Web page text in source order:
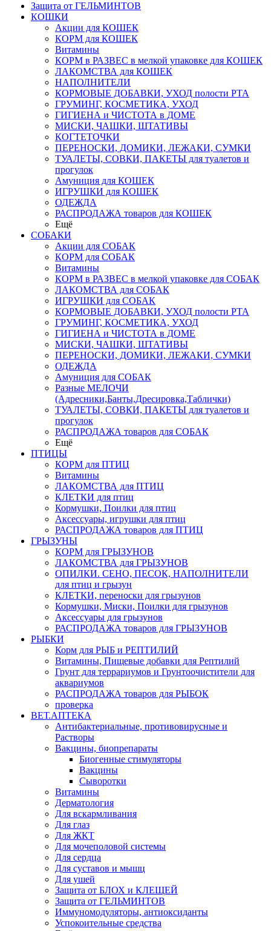
Защита от ГЕЛЬМИНТОВ
КОШКИ
Акции для КОШЕК
КОРМ для КОШЕК
Витамины
КОРМ в РАЗВЕС в мелкой упаковке для КОШЕК
ЛАКОМСТВА для КОШЕК
НАПОЛНИТЕЛИ
КОРМОВЫЕ ДОБАВКИ, УХОД полости РТА
ГРУМИНГ, КОСМЕТИКА, УХОД
ГИГИЕНА и ЧИСТОТА в ДОМЕ
МИСКИ, ЧАШКИ, ШТАТИВЫ
КОГТЕТОЧКИ
ПЕРЕНОСКИ, ДОМИКИ, ЛЕЖАКИ, СУМКИ
ТУАЛЕТЫ, СОВКИ, ПАКЕТЫ для туалетов и
прогулок
Амуниция для КОШЕК
ИГРУШКИ для КОШЕК
ОДЕЖДА
РАСПРОДАЖА товаров для КОШЕК
Ещё
СОБАКИ
Акции для СОБАК
КОРМ для СОБАК
Витамины
КОРМ в РАЗВЕС в мелкой упаковке для СОБАК
ЛАКОМСТВА для СОБАК
ИГРУШКИ для СОБАК
КОРМОВЫЕ ДОБАВКИ, УХОД полости РТА
ГРУМИНГ, КОСМЕТИКА, УХОД
ГИГИЕНА и ЧИСТОТА в ДОМЕ
МИСКИ, ЧАШКИ, ШТАТИВЫ
ПЕРЕНОСКИ, ДОМИКИ, ЛЕЖАКИ, СУМКИ
ОДЕЖДА
Амуниция для СОБАК
Разные МЕЛОЧИ
(Адресники,Банты,Дресировка,Таблички)
ТУАЛЕТЫ, СОВКИ, ПАКЕТЫ для туалетов и
прогулок
РАСПРОДАЖА товаров для СОБАК
Ещё
ПТИЦЫ
КОРМ для ПТИЦ
Витамины
ЛАКОМСТВА для ПТИЦ
КЛЕТКИ для птиц
Кормушки, Поилки для птиц
Аксессуары, игрушки для птиц
РАСПРОДАЖА товаров для ПТИЦ
ГРЫЗУНЫ
КОРМ для ГРЫЗУНОВ
ЛАКОМСТВА для ГРЫЗУНОВ
ОПИЛКИ. СЕНО, ПЕСОК, НАПОЛНИТЕЛИ
для птиц и грызун
КЛЕТКИ, переноски для грызунов
Кормушки, Миски, Поилки для грызунов
Аксессуары для грызунов
РАСПРОДАЖА товаров для ГРЫЗУНОВ
РЫБКИ
Корм для РЫБ и РЕПТИЛИЙ
Витамины, Пищевые добавки для Рептилий
Грунт для террариумов и Грунтоочистители для
аквариумов
РАСПРОДАЖА товаров для РЫБОК
проверка
ВЕТ.АПТЕКА
Антибактериальные, противовирусные и
Растворы
Вакцины, биопрепараты
Биогенные стимуляторы
Вакцины
Сыворотки
Витамины
Дерматология
Для вскармливания
Для глаз
Для ЖКТ
Для мочеполовой системы
Для сердца
Для суставов и мышц
Для ушей
Защита от БЛОХ и КЛЕЩЕЙ
Защита от ГЕЛЬМИНТОВ
Иммуномодуляторы, антиоксиданты
Успокоительные средства